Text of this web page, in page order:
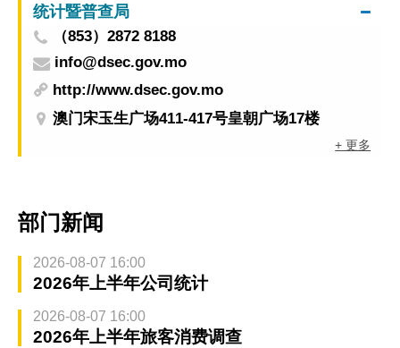
统计暨普查局
（853）2872 8188
info@dsec.gov.mo
http://www.dsec.gov.mo
澳门宋玉生广场411-417号皇朝广场17楼
+ 更多
部门新闻
2026-08-07 16:00
2026年上半年公司统计
2026-08-07 16:00
2026年上半年旅客消费调查